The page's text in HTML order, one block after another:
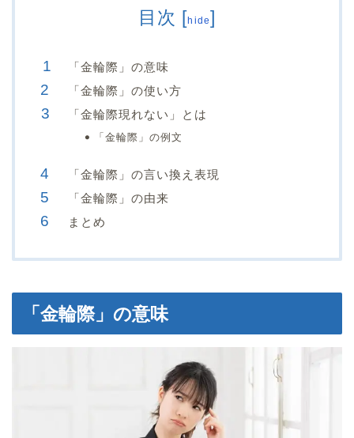
目次 [hide]
「金輪際」の意味
「金輪際」の使い方
「金輪際現れない」とは
「金輪際」の例文
「金輪際」の言い換え表現
「金輪際」の由来
まとめ
「金輪際」の意味